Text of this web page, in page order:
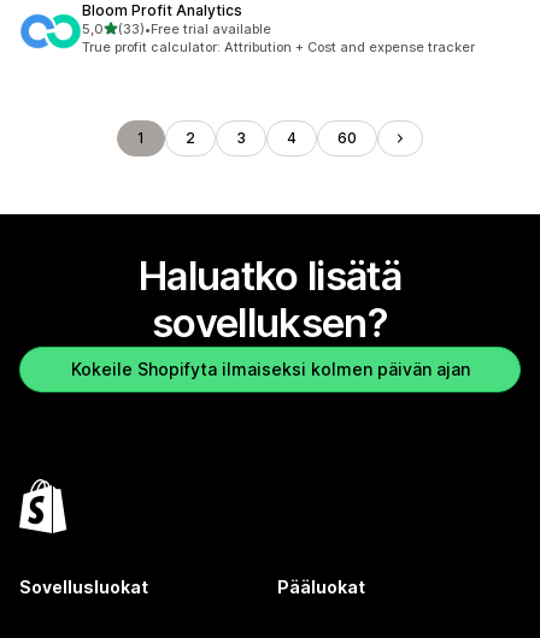
Bloom Profit Analytics
5,0/ 5 tähteä
(33)
33 arvostelua yhteensä
•Free trial available
True profit calculator: Attribution + Cost and expense tracker
1 2 3 4 60
Haluatko lisätä
sovelluksen?
Kokeile Shopifyta ilmaiseksi kolmen päivän ajan
Sovellusluokat Pääluokat